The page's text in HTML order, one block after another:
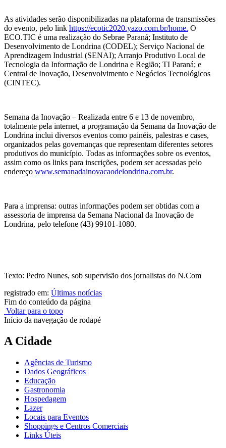
As atividades serão disponibilizadas na plataforma de transmissões
do evento, pelo link https://ecotic2020.yazo.com.br/home. O
ECO.TIC é uma realização do Sebrae Paraná; Instituto de
Desenvolvimento de Londrina (CODEL); Serviço Nacional de
Aprendizagem Industrial (SENAI); Arranjo Produtivo Local de
Tecnologia da Informação de Londrina e Região; TI Paraná; e
Central de Inovação, Desenvolvimento e Negócios Tecnológicos
(CINTEC).
Semana da Inovação – Realizada entre 6 e 13 de novembro,
totalmente pela internet, a programação da Semana da Inovação de
Londrina inclui diversos eventos como painéis, palestras e cases,
organizados pelas governanças que representam diferentes setores
produtivos do município. Todas as informações sobre os eventos,
assim como os links para inscrições, podem ser acessadas pelo
endereço www.semanadainovacaodelondrina.com.br.
Para a imprensa: outras informações podem ser obtidas com a
assessoria de imprensa da Semana Nacional da Inovação de
Londrina, pelo telefone (43) 99101-1080.
Texto: Pedro Nunes, sob supervisão dos jornalistas do N.Com
registrado em: Últimas notícias
Fim do conteúdo da página
Voltar para o topo
Início da navegação de rodapé
A Cidade
Agências de Turismo
Dados Geográficos
Educação
Gastronomia
Hospedagem
Lazer
Locais para Eventos
Shoppings e Centros Comerciais
Links Úteis